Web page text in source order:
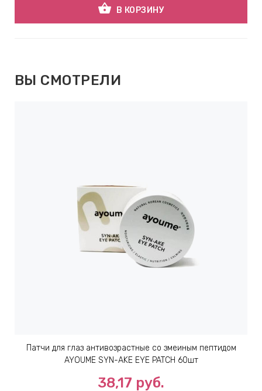
shopping_basket В КОРЗИНУ
ВЫ СМОТРЕЛИ
Патчи для глаз антивозрастные со змеиным пептидом
AYOUME SYN-AKE EYE PATCH 60шт
38,17 руб.